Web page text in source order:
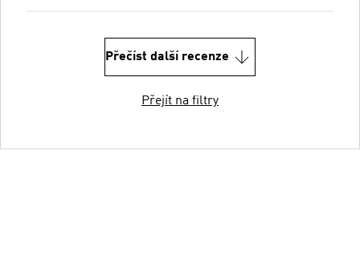
Přečíst další recenze
Přejít na filtry